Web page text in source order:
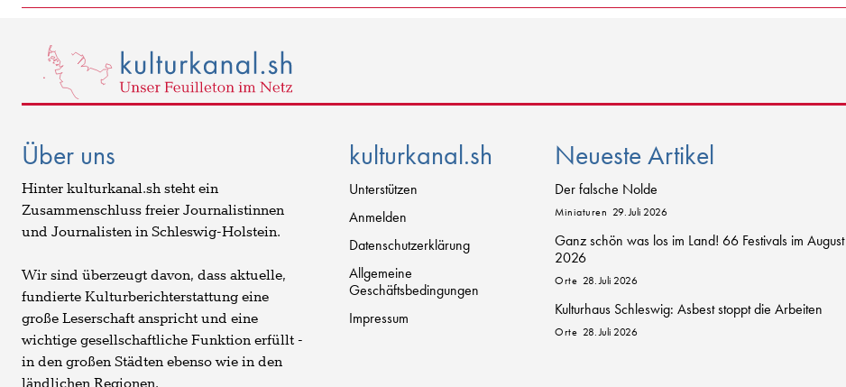
Über uns
Hinter kulturkanal.sh steht ein
Zusammenschluss freier Journalistinnen
und Journalisten in Schleswig-Holstein.
Wir sind überzeugt davon, dass aktuelle,
fundierte Kulturberichterstattung eine
große Leserschaft anspricht und eine
wichtige gesellschaftliche Funktion erfüllt -
in den großen Städten ebenso wie in den
kulturkanal.sh
Unterstützen
Anmelden
Datenschutzerklärung
Allgemeine
Geschäftsbedingungen
Impressum
Neueste Artikel
Der falsche Nolde
Miniaturen 29. Juli 2026
Ganz schön was los im Land! 66 Festivals im August
2026
Orte 28. Juli 2026
Kulturhaus Schleswig: Asbest stoppt die Arbeiten
Orte 28. Juli 2026